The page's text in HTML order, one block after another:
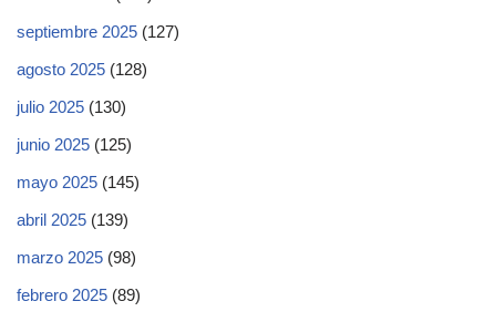
septiembre 2025 (127)
agosto 2025 (128)
julio 2025 (130)
junio 2025 (125)
mayo 2025 (145)
abril 2025 (139)
marzo 2025 (98)
febrero 2025 (89)